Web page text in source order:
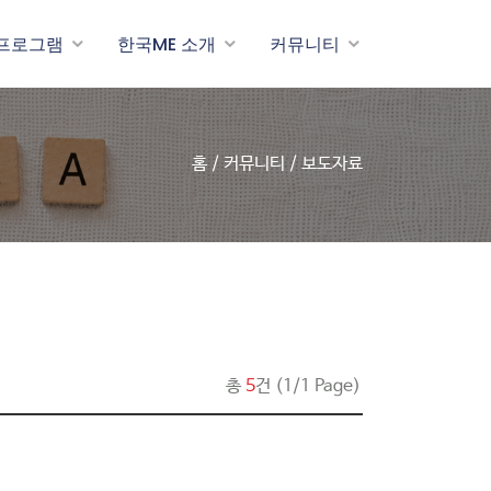
로그램 한국ME 소개 커뮤니티
홈 / 커뮤니티 / 보도자료
총 5건 (1/1 Page)